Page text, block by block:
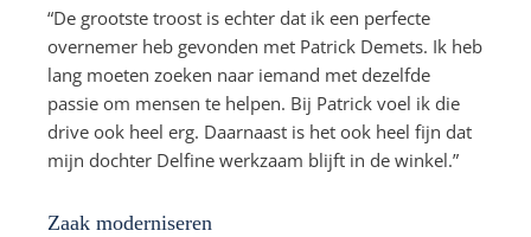
“De grootste troost is echter dat ik een perfecte
overnemer heb gevonden met Patrick Demets. Ik heb
lang moeten zoeken naar iemand met dezelfde
passie om mensen te helpen. Bij Patrick voel ik die
drive ook heel erg. Daarnaast is het ook heel fijn dat
mijn dochter Delfine werkzaam blijft in de winkel.”
Zaak moderniseren